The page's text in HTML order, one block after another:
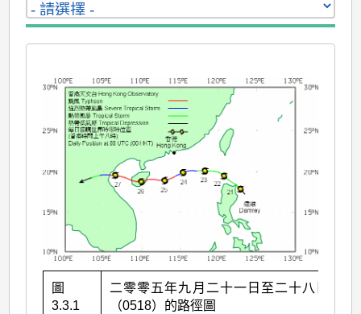
圖
3.3.1
二零零五年九月二十一日至二十八日達維
（0518）的路徑圖